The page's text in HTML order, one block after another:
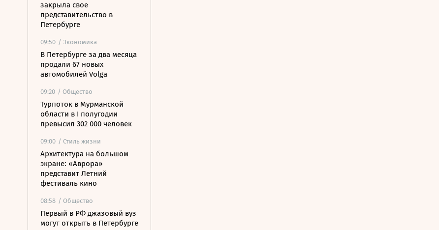
закрыла свое
представительство в
Петербурге
09:50 / Экономика
В Петербурге за два месяца
продали 67 новых
автомобилей Volga
09:20 / Общество
Турпоток в Мурманской
области в I полугодии
превысил 302 000 человек
09:00 / Стиль жизни
Архитектура на большом
экране: «Аврора»
представит Летний
фестиваль кино
08:58 / Общество
Первый в РФ джазовый вуз
могут открыть в Петербурге